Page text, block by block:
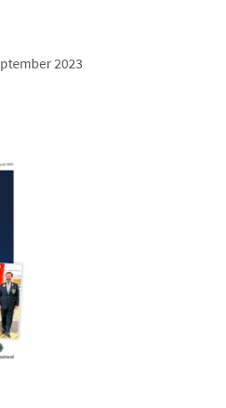
2023